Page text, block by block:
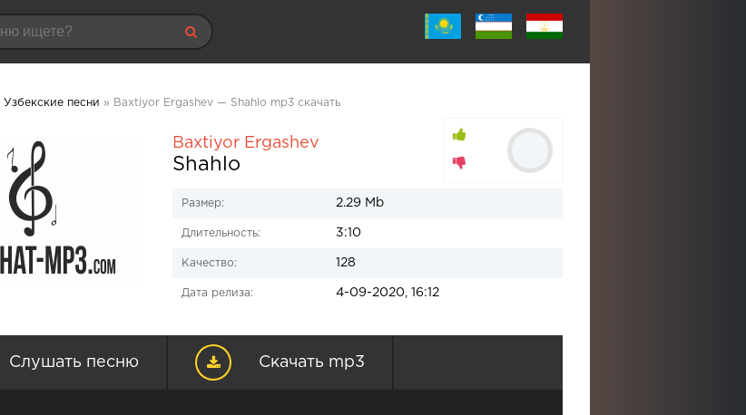
Узбекские песни » Baxtiyor Ergashev — Shahlo mp3 скачать
Baxtiyor Ergashev
Shahlo
Размер: 2.29 Mb
Длительность: 3:10
Качество: 128
Дата релиза: 4-09-2020, 16:12
Слушать песню Скачать mp3